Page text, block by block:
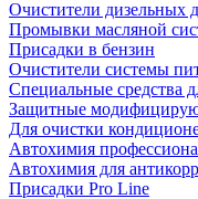
Очистители дизельных
Промывки масляной
Присадки в бензин
Очистители системы
Специальные срeдства
Защитные
Для очистки
Автохимия
Автохимия для
Присадки Pro Line